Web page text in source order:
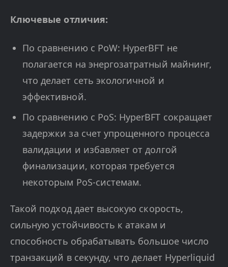
Ключевые отличия:
По сравнению с PoW: HyperBFT не
полагается на энергозатратный майнинг,
что делает сеть экологичной и
эффективной.
По сравнению с PoS: HyperBFT сокращает
задержки за счет упрощенного процесса
валидации и избавляет от долгой
финализации, которая требуется
некоторым PoS-системам.
Такой подход дает высокую скорость,
сильную устойчивость к атакам и
способность обрабатывать большое число
транзакций в секунду, что делает Hyperliquid